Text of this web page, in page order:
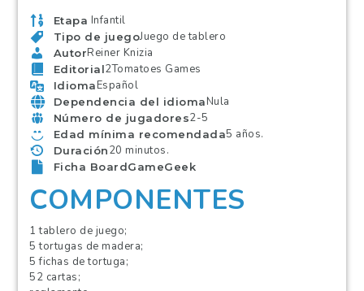
Etapa Infantil
Tipo de juegoJuego de tablero
AutorReiner Knizia
Editorial2Tomatoes Games
IdiomaEspañol
Dependencia del idiomaNula
Número de jugadores2-5
Edad mínima recomendada5 años.
Duración20 minutos.
Ficha BoardGameGeek
COMPONENTES
1 tablero de juego;
5 tortugas de madera;
5 fichas de tortuga;
52 cartas;